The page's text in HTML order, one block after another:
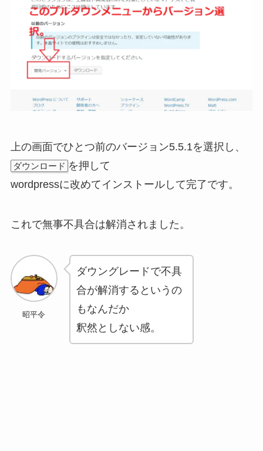
上の画面でひとつ前のバージョン5.5.1を選択し、
ダウンロード を押して
wordpressに改めてインストールして完了です。
これで無事不具合は解消されました。
昭平令
ダウングレードで不具
合が解消するというの
もなんだか
釈然としない感。